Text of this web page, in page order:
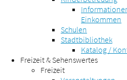
Einkommen
Schulen
Stadtbibliothek
Katalog /
Freizeit & Sehenswertes
Freizeit